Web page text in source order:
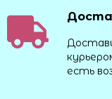
есть